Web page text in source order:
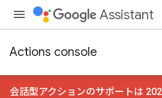
Assistant
Actions console
会話型アクションのサポートは